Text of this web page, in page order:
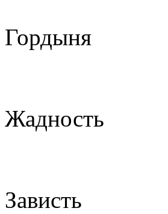
Гордыня
Жадность
Зависть